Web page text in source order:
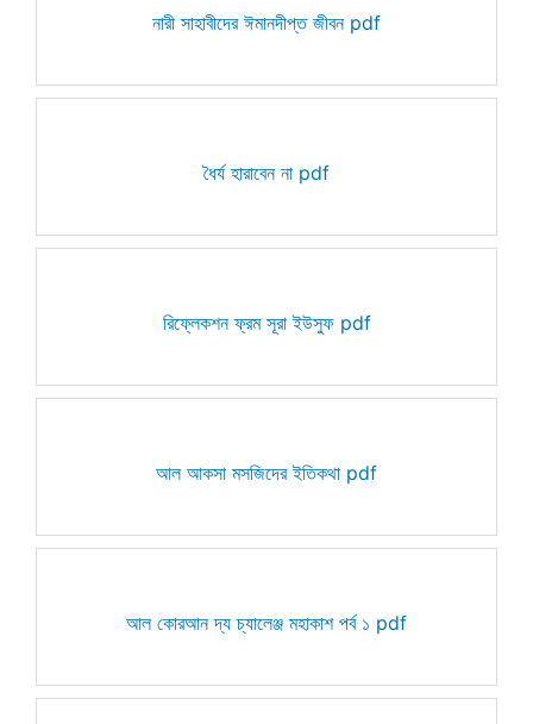
নারী সাহাবীদের ঈমানদীপ্ত জীবন pdf
ধৈর্য হারাবেন না pdf
রিফ্লেকশন ফ্রম সূরা ইউসুফ pdf
আল আকসা মসজিদের ইতিকথা pdf
আল কোরআন দ্য চ্যালেঞ্জ মহাকাশ পর্ব ১ pdf